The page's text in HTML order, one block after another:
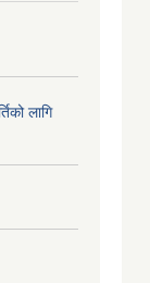
लागि